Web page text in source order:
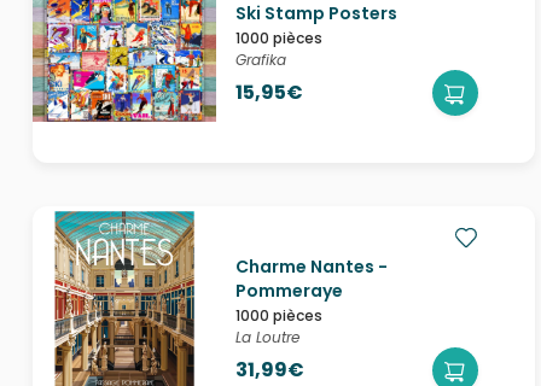
Ski Stamp Posters
1000 pièces
Grafika
15,95€
Charme Nantes -
Pommeraye
1000 pièces
La Loutre
31,99€